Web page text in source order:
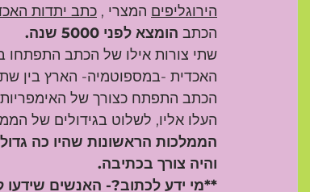
הירוגליפים המצרי , כתב יתדות
הכתב הומצא לפני 5000 שנה.
שתי צורות אילו של הכתב התפתחו
האכדית -במספוטמיה- הארץ בין
הכתב התפתח כצורך של האימפריות
העלו אליו, לשלוט בגידולים של
הממלכות הראשונות שהיו כה
והיה צורך בכתיבה.
**מי ידע לכתוב?- האנשים